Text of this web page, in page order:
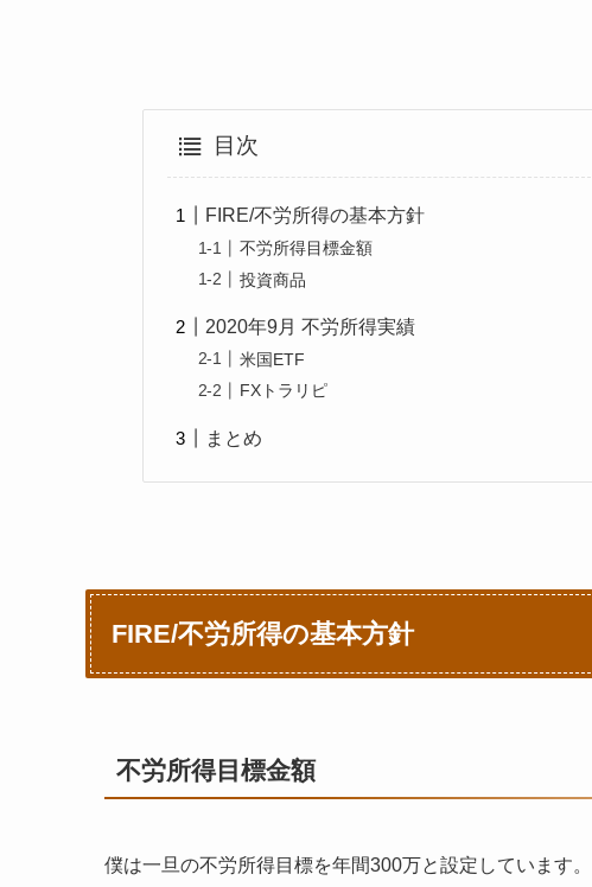
目次
FIRE/不労所得の基本方針
不労所得目標金額
投資商品
2020年9月 不労所得実績
米国ETF
FXトラリピ
まとめ
FIRE/不労所得の基本方針
不労所得目標金額
僕は一旦の不労所得目標を年間300万と設定しています。